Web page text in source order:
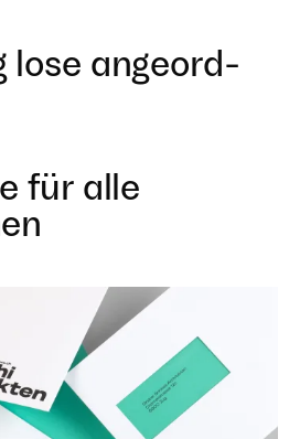
lose ange­ord­
für alle